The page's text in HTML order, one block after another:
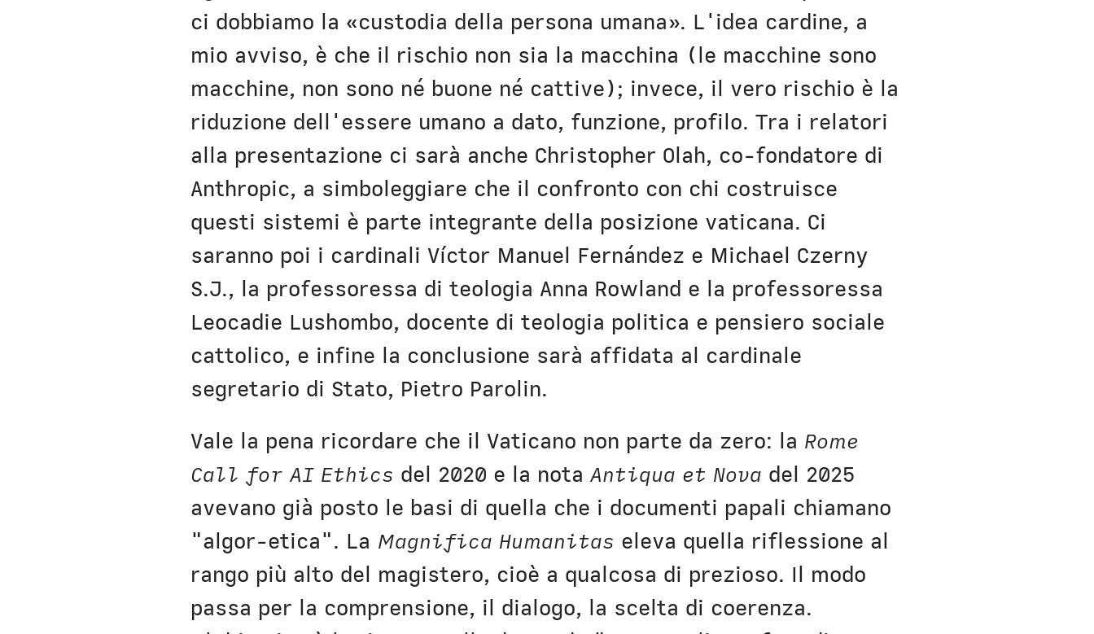
ci dobbiamo la «custodia della persona umana». L'idea cardine, a
mio avviso, è che il rischio non sia la macchina (le macchine sono
macchine, non sono né buone né cattive); invece, il vero rischio è la
riduzione dell'essere umano a dato, funzione, profilo. Tra i relatori
alla presentazione ci sarà anche Christopher Olah, co-fondatore di
Anthropic, a simboleggiare che il confronto con chi costruisce
questi sistemi è parte integrante della posizione vaticana. Ci
saranno poi i cardinali Víctor Manuel Fernández e Michael Czerny
S.J., la professoressa di teologia Anna Rowland e la professoressa
Leocadie Lushombo, docente di teologia politica e pensiero sociale
cattolico, e infine la conclusione sarà affidata al cardinale
segretario di Stato, Pietro Parolin.
Vale la pena ricordare che il Vaticano non parte da zero: la Rome
Call for AI Ethics del 2020 e la nota Antiqua et Nova del 2025
avevano già posto le basi di quella che i documenti papali chiamano
"algor-etica". La Magnifica Humanitas eleva quella riflessione al
rango più alto del magistero, cioè a qualcosa di prezioso. Il modo
passa per la comprensione, il dialogo, la scelta di coerenza.